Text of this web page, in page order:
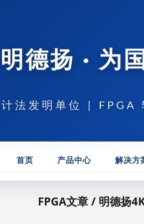
明德扬 · 为
法发明单位 | FPGA
首页 产品中心 解决方
FPGA文章 / 明德扬